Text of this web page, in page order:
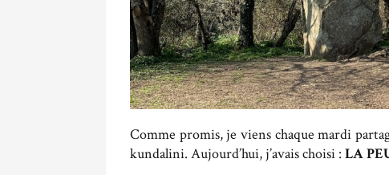
Comme promis, je viens chaque mardi
kundalini. Aujourd’hui, j’avais choisi : LA